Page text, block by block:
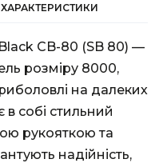
ХАРАКТЕРИСТИКИ
CB-80 (SB 80) —
розміру 8000,
на далеких
собі стильний
рукояткою та
надійність,